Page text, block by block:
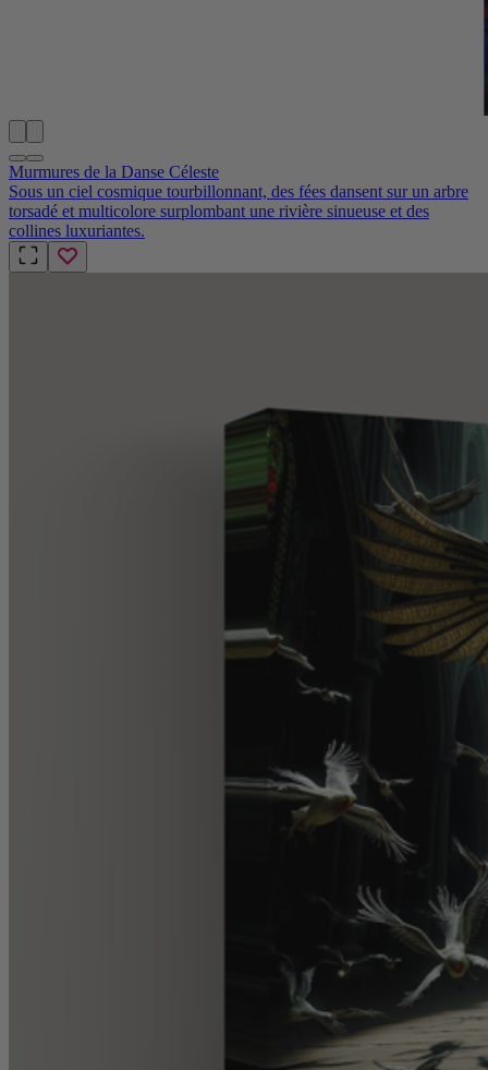
Murmures de la Danse Céleste
Sous un ciel cosmique tourbillonnant, des fées dansent sur un arbre
torsadé et multicolore surplombant une rivière sinueuse et des
collines luxuriantes.